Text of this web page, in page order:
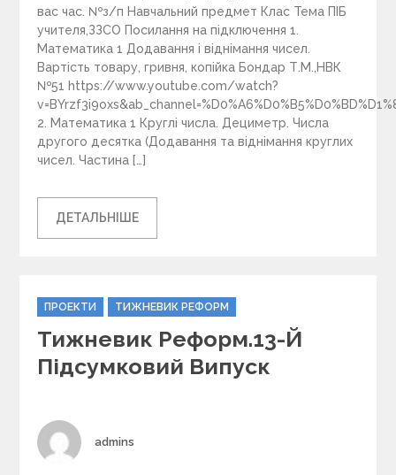
вас час. №з/п Навчальний предмет Клас Тема ПІБ
учителя,ЗЗСО Посилання на підключення 1.
Математика 1 Додавання і віднімання чисел.
Вартість товару, гривня, копійка Бондар Т.М.,НВК
№51 https://www.youtube.com/watch?
2. Математика 1 Круглі числа. Дециметр. Числа
другого десятка (Додавання та віднімання круглих
чисел. Частина […]
ДЕТАЛЬНІШЕ
C
a
t
e
g
i
e
ПРОЕКТИ ТИЖНЕВИК РЕФОРМ
Тижневик Реформ.13-Й
Підсумковий Випуск
Author
admins